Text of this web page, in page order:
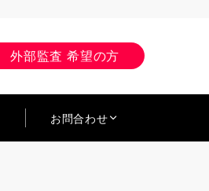
外部監査 希望の方
お問合わせ